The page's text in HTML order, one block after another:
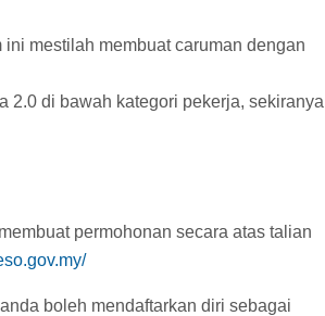
mestilah membuat caruman dengan
2.0 di bawah kategori pekerja, sekiranya
permohonan secara atas talian
boleh mendaftarkan diri sebagai